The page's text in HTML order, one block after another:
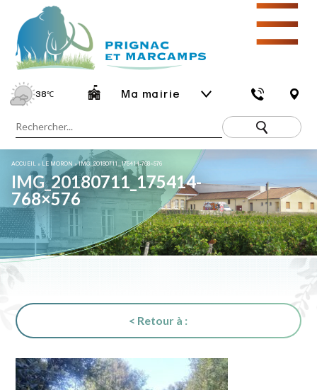
38℃ Ma mairie
☰
ACCUEIL » LE MORON »IMG_20180711_175414-768×576
IMG_20180711_175414-
768×576
< Retour à :